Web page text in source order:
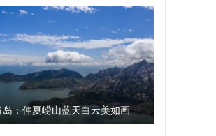
岛：仲夏崂山蓝天白云美如画